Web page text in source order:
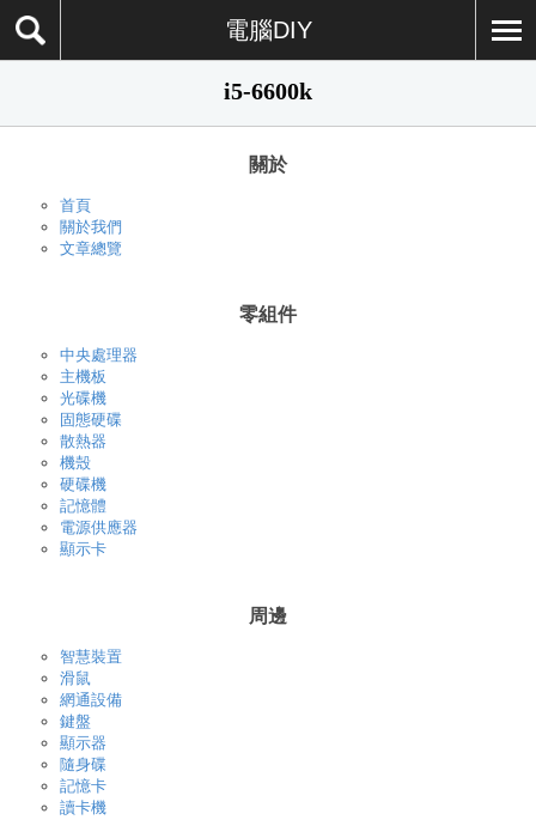
電腦DIY
i5-6600k
關於
首頁
關於我們
文章總覽
零組件
中央處理器
主機板
光碟機
固態硬碟
散熱器
機殼
硬碟機
記憶體
電源供應器
顯示卡
周邊
智慧裝置
滑鼠
網通設備
鍵盤
顯示器
隨身碟
記憶卡
讀卡機